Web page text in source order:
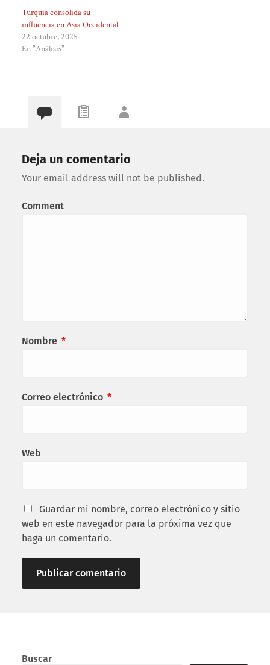
Turquía consolida su
influencia en Asia Occidental
22 octubre, 2025
En "Análisis"
Deja un comentario
Your email address will not be published.
Comment
Nombre *
Correo electrónico *
Web
Guardar mi nombre, correo electrónico y sitio
web en este navegador para la próxima vez que
haga un comentario.
Buscar